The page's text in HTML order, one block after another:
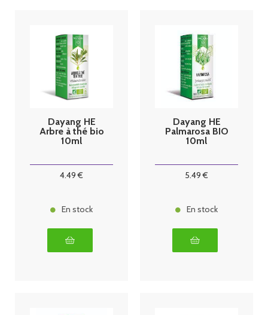
Dayang HE
Arbre à thé bio
10ml
4.49 €
En stock
Dayang HE
Palmarosa BIO
10ml
5.49 €
En stock